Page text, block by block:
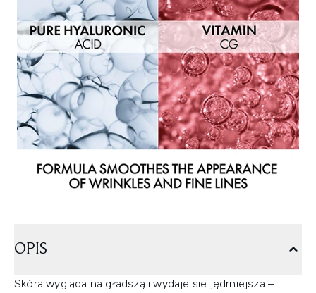
OPIS
Skóra wygląda na gładszą i wydaje się jędrniejsza –